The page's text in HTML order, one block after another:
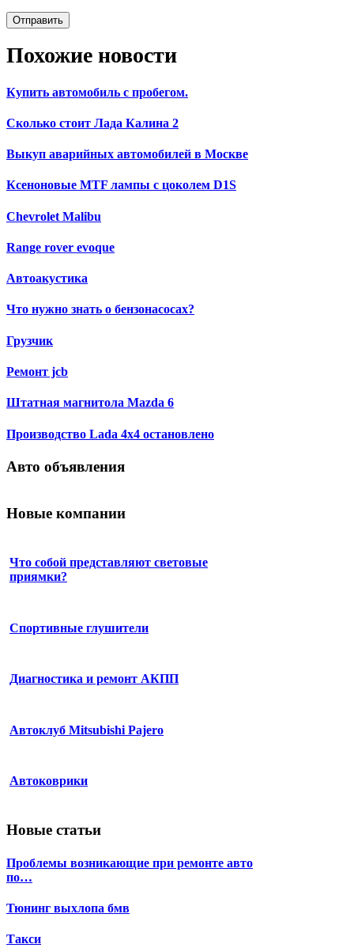
Похожие новости
Купить автомобиль с пробегом.
Сколько стоит Лада Калина 2
Выкуп аварийных автомобилей в Москве
Ксеноновые MTF лампы с цоколем D1S
Chevrolet Malibu
Range rover evoque
Автоакустика
Что нужно знать о бензонасосах?
Грузчик
Ремонт jcb
Штатная магнитола Mazda 6
Производство Lada 4х4 остановлено
Авто объявления
Новые компании
Что собой представляют световые
приямки?
Спортивные глушители
Диагностика и ремонт АКПП
Автоклуб Mitsubishi Pajero
Автоковрики
Новые статьи
Проблемы возникающие при ремонте авто
по…
Тюнинг выхлопа бмв
Такси